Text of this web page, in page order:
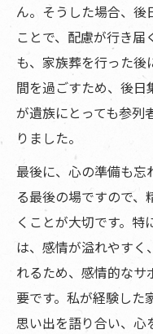
ん。そうした場合、後
ことで、配慮が行き届
も、家族葬を行った
間を過ごすため、後日
が遺族にとっても参列
りました。
最後に、心の準備も忘
る最後の場ですので、
くことが大切です。
は、感情が溢れやす
れるため、感情的な
要です。私が経験した
思い出を語り合い、心